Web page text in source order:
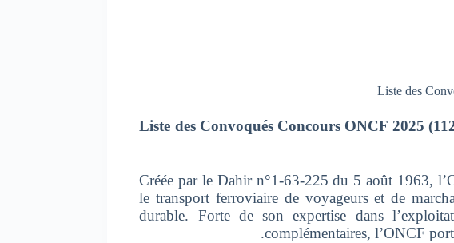
Liste des Convoqués Concours ONCF 2025
Créée par le Dahir n°1-63-225 du 5 août 1963,
le transport ferroviaire de voyageurs et de
durable. Forte de son expertise dans
complémentaires, l’ONCF